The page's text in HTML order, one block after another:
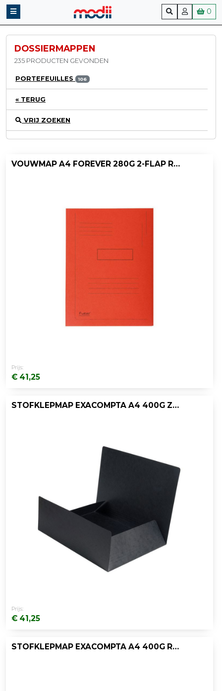
0
DOSSIERMAPPEN
235 PRODUCTEN GEVONDEN
PORTEFEUILLES 106
« TERUG
VRIJ ZOEKEN
VOUWMAP A4 FOREVER 280G 2-FLAP ROOD/PK50
Prijs:
€ 41,25
STOFKLEPMAP EXACOMPTA A4 400G ZW/PK25
Prijs:
€ 41,25
STOFKLEPMAP EXACOMPTA A4 400G ROOD/PK25